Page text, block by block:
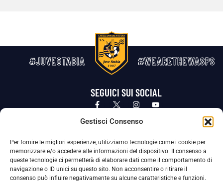
Gestisci Consenso
Per fornire le migliori esperienze, utilizziamo tecnologie come i cookie per
memorizzare e/o accedere alle informazioni del dispositivo. Il consenso a
queste tecnologie ci permetterà di elaborare dati come il comportamento di
navigazione o ID unici su questo sito. Non acconsentire o ritirare il
consenso può influire negativamente su alcune caratteristiche e funzioni.
#JUVESTABIA #WEARETHEWASPS
SEGUICI SUI SOCIAL
Privacy Policy Cookie Policy
La Società ha nominato il Responsabile della Protezione dei Dati Personali (DPO), figura specializzata che vigila sulle modalità
adottate dalla nostra Società per tutelare i Suoi dati personali.
Per contattare il DPO può scrivere a